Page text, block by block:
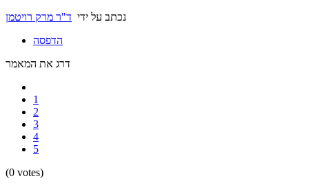
נכתב על ידי ד"ר מרק רויטמן
הדפסה
דרג את המאמר
1
2
3
4
5
(0 votes)